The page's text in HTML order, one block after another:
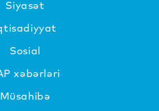
Siyasət
Sosial
xəbərləri
Müsahibə